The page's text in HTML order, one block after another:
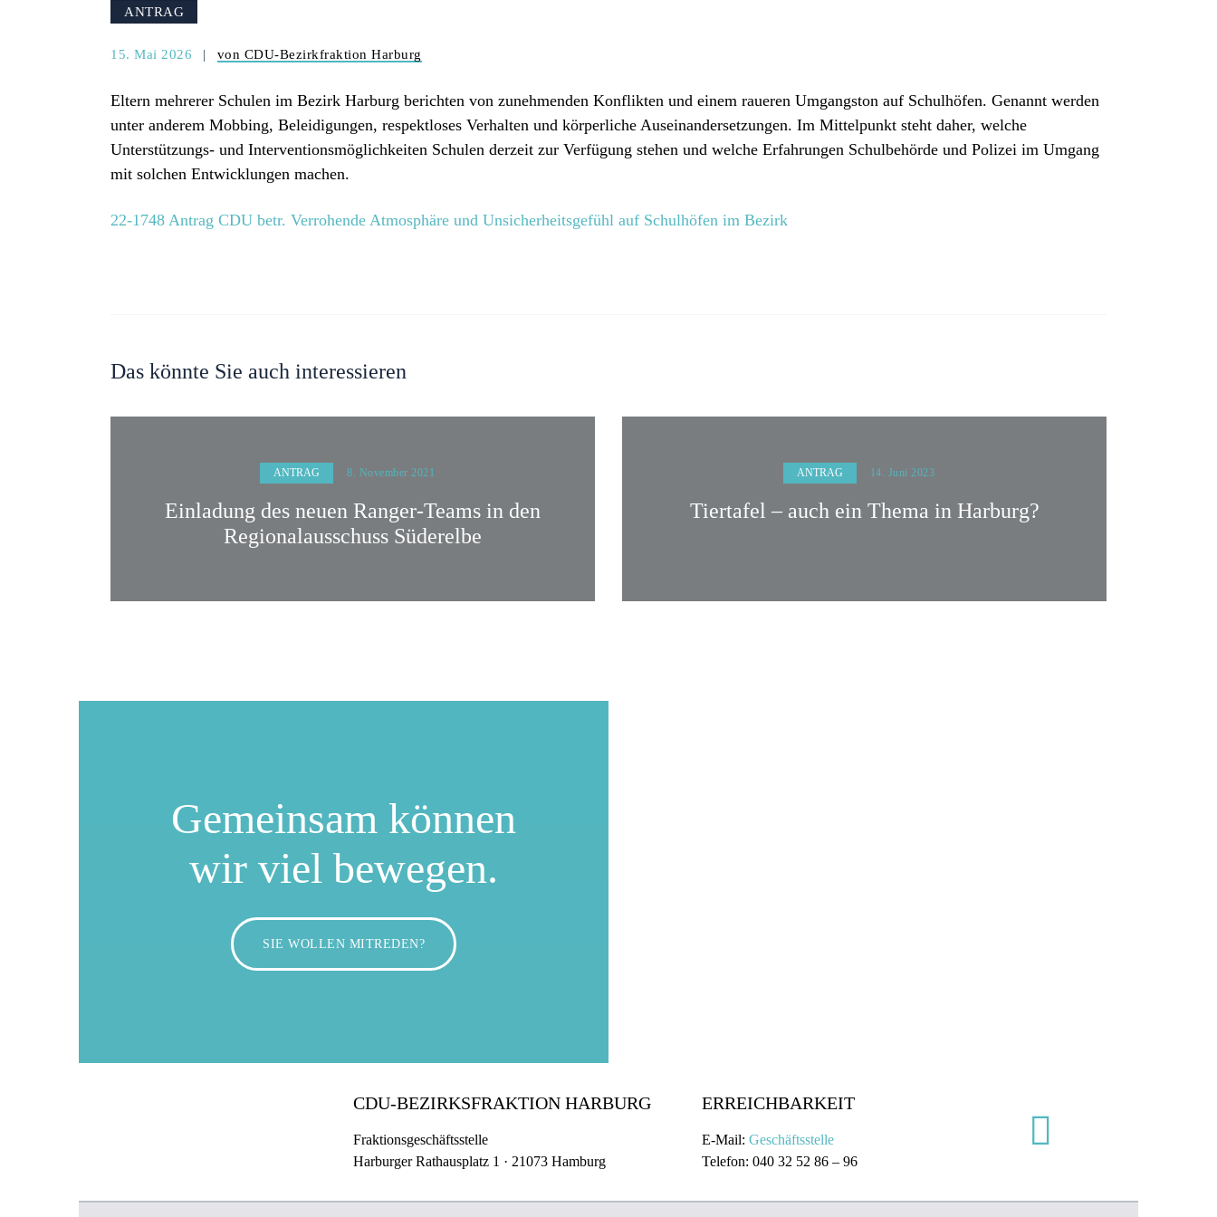
ANTRAG
15. Mai 2026 von CDU-Bezirkfraktion Harburg
Eltern mehrerer Schulen im Bezirk Harburg berichten von zunehmenden Konflikten und einem raueren Umgangston auf Schulhöfen. Genannt werden
unter anderem Mobbing, Beleidigungen, respektloses Verhalten und körperliche Auseinandersetzungen. Im Mittelpunkt steht daher, welche
Unterstützungs- und Interventionsmöglichkeiten Schulen derzeit zur Verfügung stehen und welche Erfahrungen Schulbehörde und Polizei im Umgang
mit solchen Entwicklungen machen.
22-1748 Antrag CDU betr. Verrohende Atmosphäre und Unsicherheitsgefühl auf Schulhöfen im Bezirk
Das könnte Sie auch interessieren
ANTRAG 8. November 2021
Einladung des neuen Ranger-Teams in den
Regionalausschuss Süderelbe
ANTRAG 14. Juni 2023
Tiertafel – auch ein Thema in Harburg?
Gemeinsam können
wir viel bewegen.
SIE WOLLEN MITREDEN?
CDU-BEZIRKSFRAKTION HARBURG
Fraktionsgeschäftsstelle
Harburger Rathausplatz 1 · 21073 Hamburg
ERREICHBARKEIT
E-Mail:Geschäftsstelle
Telefon: 040 32 52 86 – 96